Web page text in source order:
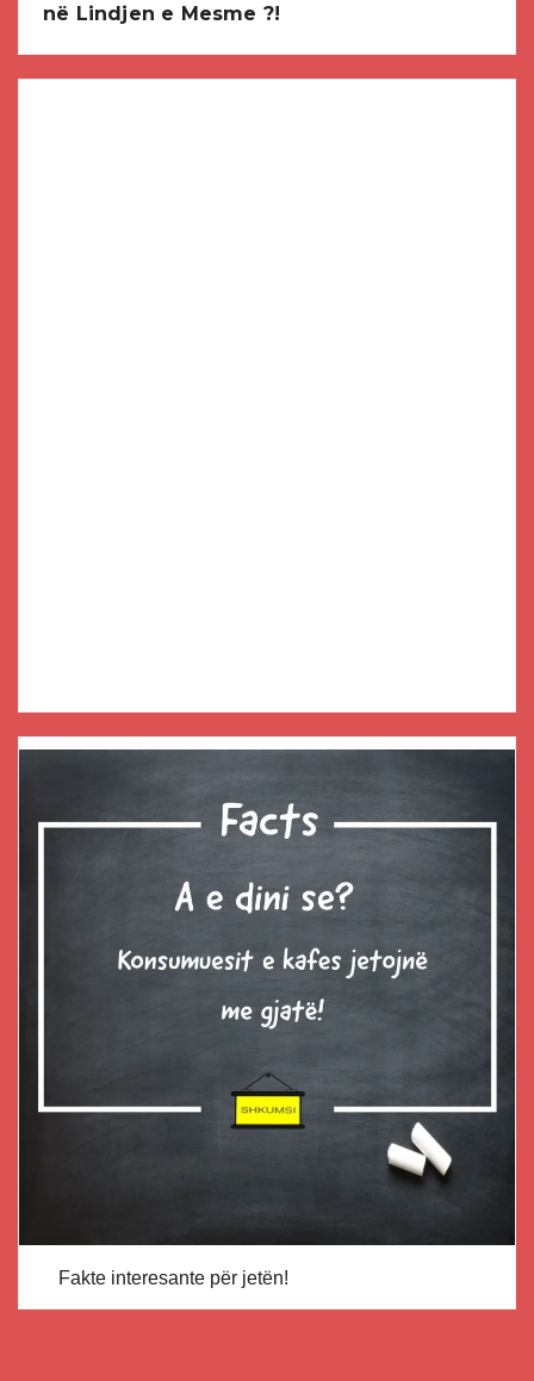
në Lindjen e Mesme ?!
Fakte interesante për jetën!